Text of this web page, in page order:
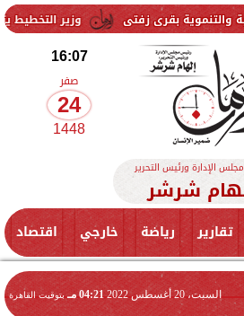
وزير التخطيط يتابع استعدادات زفتى
16:07
صفر
24
1448
الإدارة ورئيس التحرير
شرشر
تقارير رياضة خارجي اقتصاد
السبت، 20 أغسطس 2022 04:21 مـ بتوقيت القاهرة